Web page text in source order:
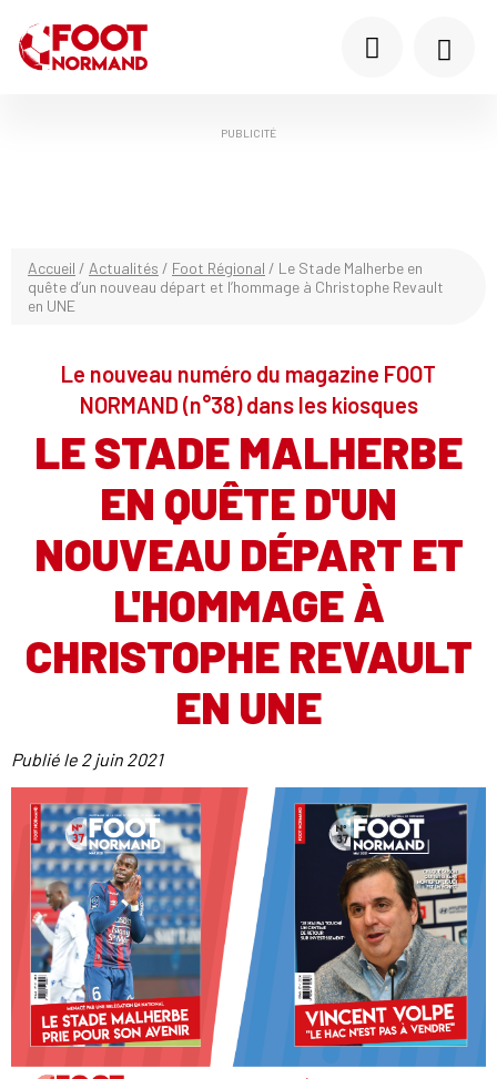
PUBLICITÉ
Accueil / Actualités / Foot Régional / Le Stade Malherbe en
quête d’un nouveau départ et l’hommage à Christophe Revault
en UNE
Le nouveau numéro du magazine FOOT
NORMAND (n°38) dans les kiosques
LE STADE MALHERBE
EN QUÊTE D'UN
NOUVEAU DÉPART ET
L'HOMMAGE À
CHRISTOPHE REVAULT
EN UNE
Publié le 2 juin 2021